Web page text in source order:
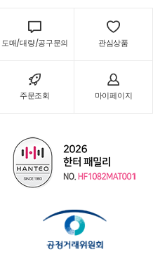
도매/대량/공구문의 관심상품
주문조회 마이페이지